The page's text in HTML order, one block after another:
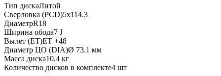
Тип дискаЛитой
Сверловка (PCD)5x114.3
ДиаметрR18
Ширина обода7 J
Вылет (ET)ET +48
Диаметр ЦО (DIA)Ø 73.1 мм
Масса диска10.4 кг
Количество дисков в комплекте4 шт